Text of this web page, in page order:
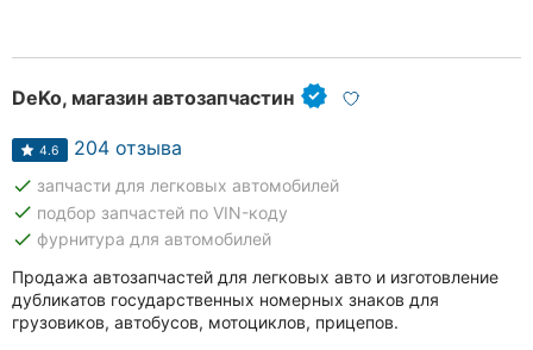
Частные
клиники
Автошколы
Рестораны
Все
DeKo, магазин автозапчастин
4.6 204 отзыва
done запчасти для легковых автомобилей
done подбор запчастей по VIN-коду
done фурнитура для автомобилей
Продажа автозапчастей для легковых авто и изготовление
дубликатов государственных номерных знаков для
грузовиков, автобусов, мотоциклов, прицепов.